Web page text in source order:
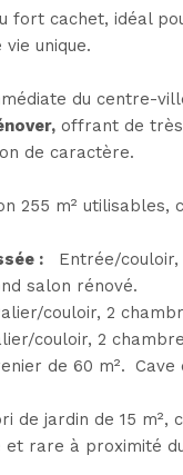
fort cachet, idéal
unique.
du centre-
offrant de
de caractère.
255 m² utilisables,
:
Entrée/couloir,
salon rénové.
couloir, 2
couloir, 2
de 60 m². Cave
de jardin de 15
et rare à proximité